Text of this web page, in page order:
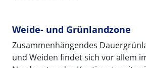
Weide- und Grünlandzone
Zusammenhängendes
und Weiden findet sich vor allem